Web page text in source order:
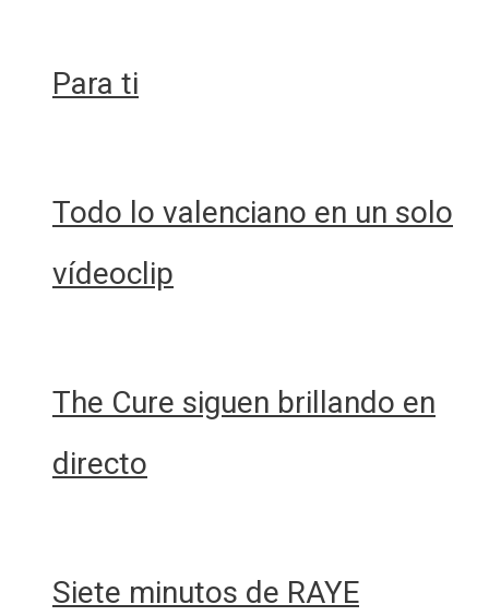
Para ti
Todo lo valenciano en un solo
vídeoclip
The Cure siguen brillando en
directo
Siete minutos de RAYE